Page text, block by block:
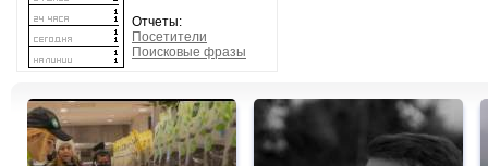
Отчеты:
Посетители
Поисковые фразы